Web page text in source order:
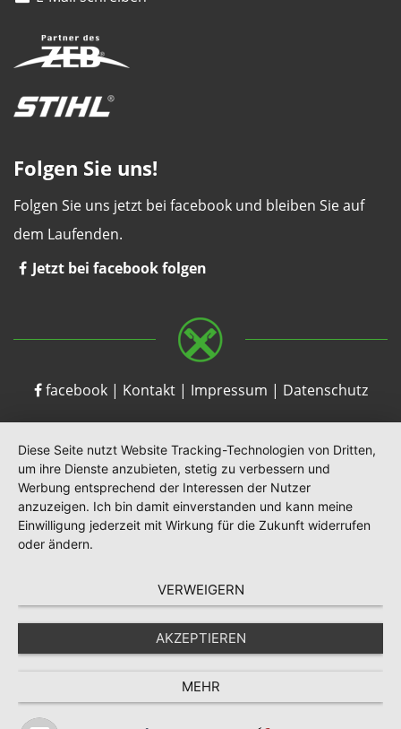
Folgen Sie uns!
Folgen Sie uns jetzt bei facebook und bleiben Sie auf
dem Laufenden.
Jetzt bei facebook folgen
facebook| Kontakt| Impressum | Datenschutz
Diese Seite nutzt Website Tracking-Technologien von Dritten,
um ihre Dienste anzubieten, stetig zu verbessern und
Werbung entsprechend der Interessen der Nutzer
anzuzeigen. Ich bin damit einverstanden und kann meine
Einwilligung jederzeit mit Wirkung für die Zukunft widerrufen
oder ändern.
VERWEIGERN
AKZEPTIEREN
MEHR